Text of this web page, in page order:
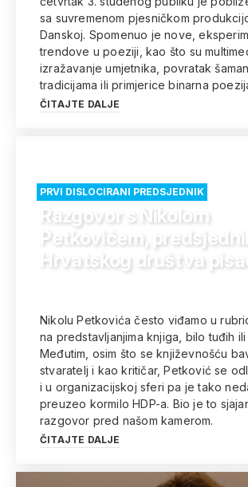
sa suvremenom pjesničkom
Danskoj. Spomenuo je nove,
trendove u poeziji, kao što su
izražavanje umjetnika, povratak
tradicijama ili primjerice binarna
ČITAJTE DALJE
PRVI DISLOCIRANI PREDSJEDNIK
Razgovor s Nikolom
Petkovićem,
Hrvatskog društva
Nikolu Petkovića često viđamo u
na predstavljanjima knjiga, bilo tuđih ili
Međutim, osim što se književnošću
stvaratelj i kao kritičar, Petković se
i u organizacijskoj sferi pa je tako
preuzeo kormilo HDP-a. Bio je to
razgovor pred našom kamerom.
ČITAJTE DALJE